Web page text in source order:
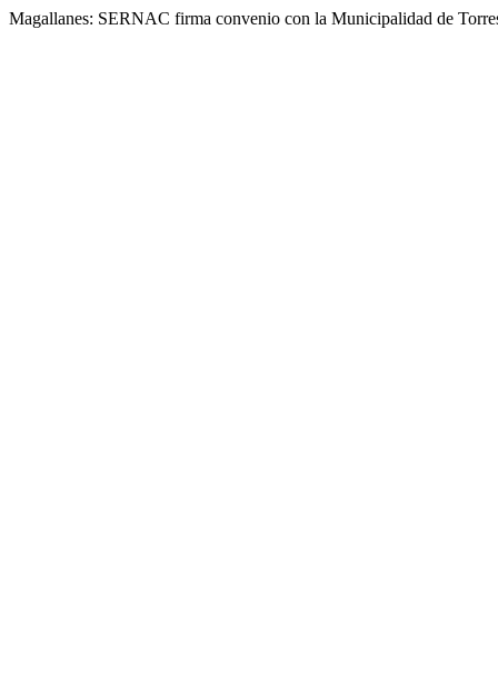
Magallanes: SERNAC firma convenio con la Municipalidad de